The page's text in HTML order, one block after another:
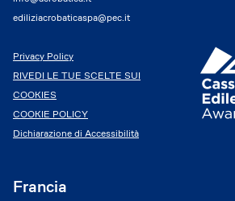
ediliziacrobaticaspa@pec.it
Privacy Policy
RIVEDI LE TUE SCELTE SUI
COOKIES
COOKIE POLICY
Dichiarazione di Accessibilità
Francia